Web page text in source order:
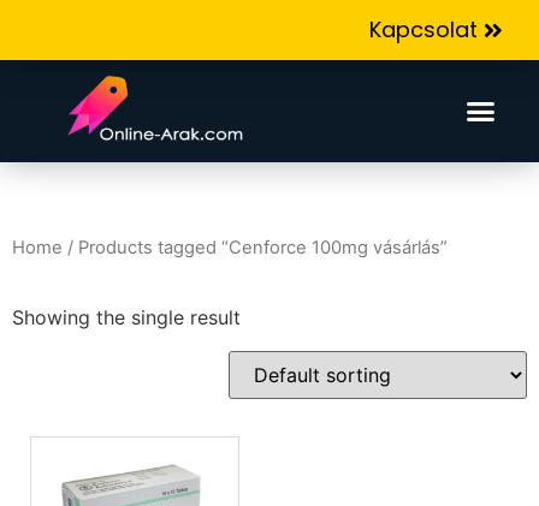
Kapcsolat
Home / Products tagged “Cenforce 100mg vásárlás”
Showing the single result